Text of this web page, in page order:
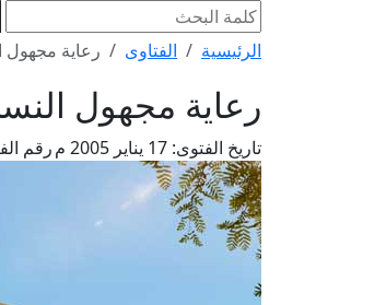
الرئيسية الفتاوى رعاية مجهول
رعاية مجهول
تاريخ الفتوى: رقم